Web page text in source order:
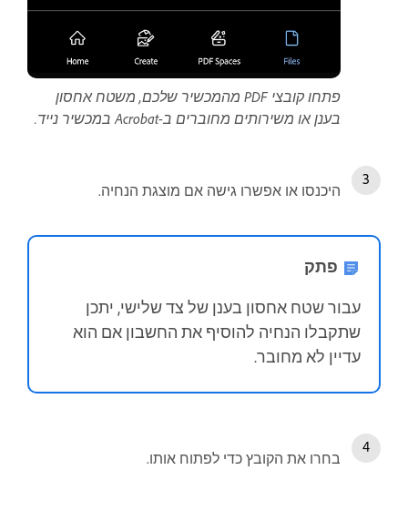
פתחו קובצי PDF מהמכשיר שלכם, משטח אחסון
בענן או משירותים מחוברים ב-Acrobat במכשיר נייד.
היכנסו או אפשרו גישה אם מוצגת הנחיה.
פתק
עבור שטח אחסון בענן של צד שלישי, יתכן
שתקבלו הנחיה להוסיף את החשבון אם הוא
עדיין לא מחובר.
בחרו את הקובץ כדי לפתוח אותו.